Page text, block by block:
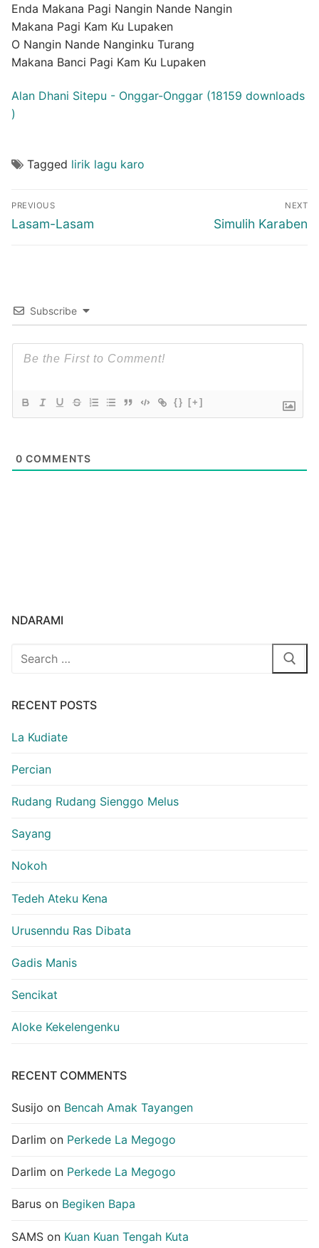
Enda Makana Pagi Nangin Nande Nangin
Makana Pagi Kam Ku Lupaken
O Nangin Nande Nanginku Turang
Makana Banci Pagi Kam Ku Lupaken
Alan Dhani Sitepu - Onggar-Onggar (18159 downloads
)
Tagged lirik lagu karo
Post
navigation
PREVIOUS
Previous
Lasam-Lasam
NEXT
Next
Simulih Karaben
Subscribe
{} [+]
0 COMMENTS
NDARAMI
Search
RECENT POSTS
La Kudiate
Percian
Rudang Rudang Sienggo Melus
Sayang
Nokoh
Tedeh Ateku Kena
Urusenndu Ras Dibata
Gadis Manis
Sencikat
Aloke Kekelengenku
RECENT COMMENTS
Susijo on Bencah Amak Tayangen
Darlim on Perkede La Megogo
Darlim on Perkede La Megogo
Barus on Begiken Bapa
SAMS on Kuan Kuan Tengah Kuta